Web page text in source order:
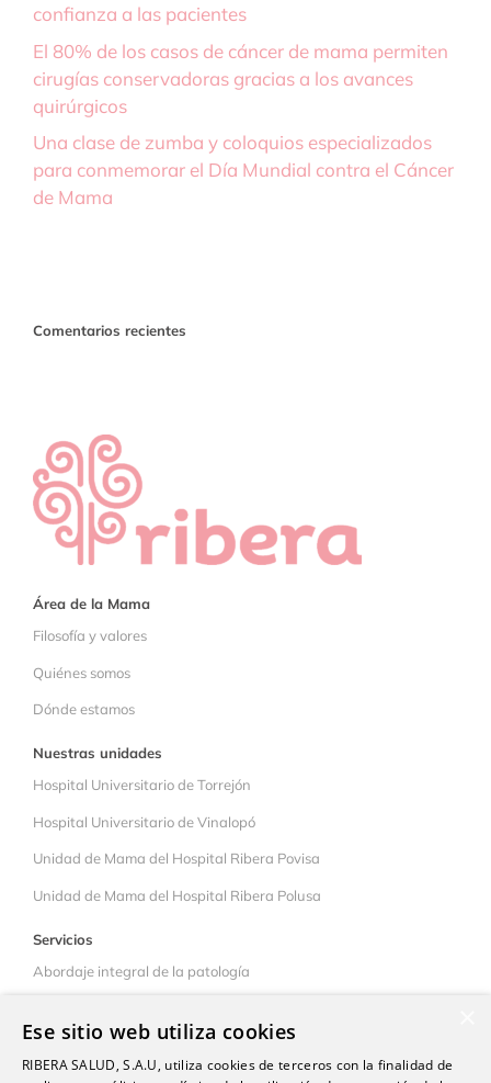
confianza a las pacientes
El 80% de los casos de cáncer de mama permiten
cirugías conservadoras gracias a los avances
quirúrgicos
Una clase de zumba y coloquios especializados
para conmemorar el Día Mundial contra el Cáncer
de Mama
Comentarios recientes
Área de la Mama
Filosofía y valores
Quiénes somos
Dónde estamos
Nuestras unidades
Hospital Universitario de Torrejón
Hospital Universitario de Vinalopó
Unidad de Mama del Hospital Ribera Povisa
Unidad de Mama del Hospital Ribera Polusa
Servicios
Abordaje integral de la patología
Ese sitio web utiliza cookies
RIBERA SALUD, S.A.U, utiliza cookies de terceros con la finalidad de